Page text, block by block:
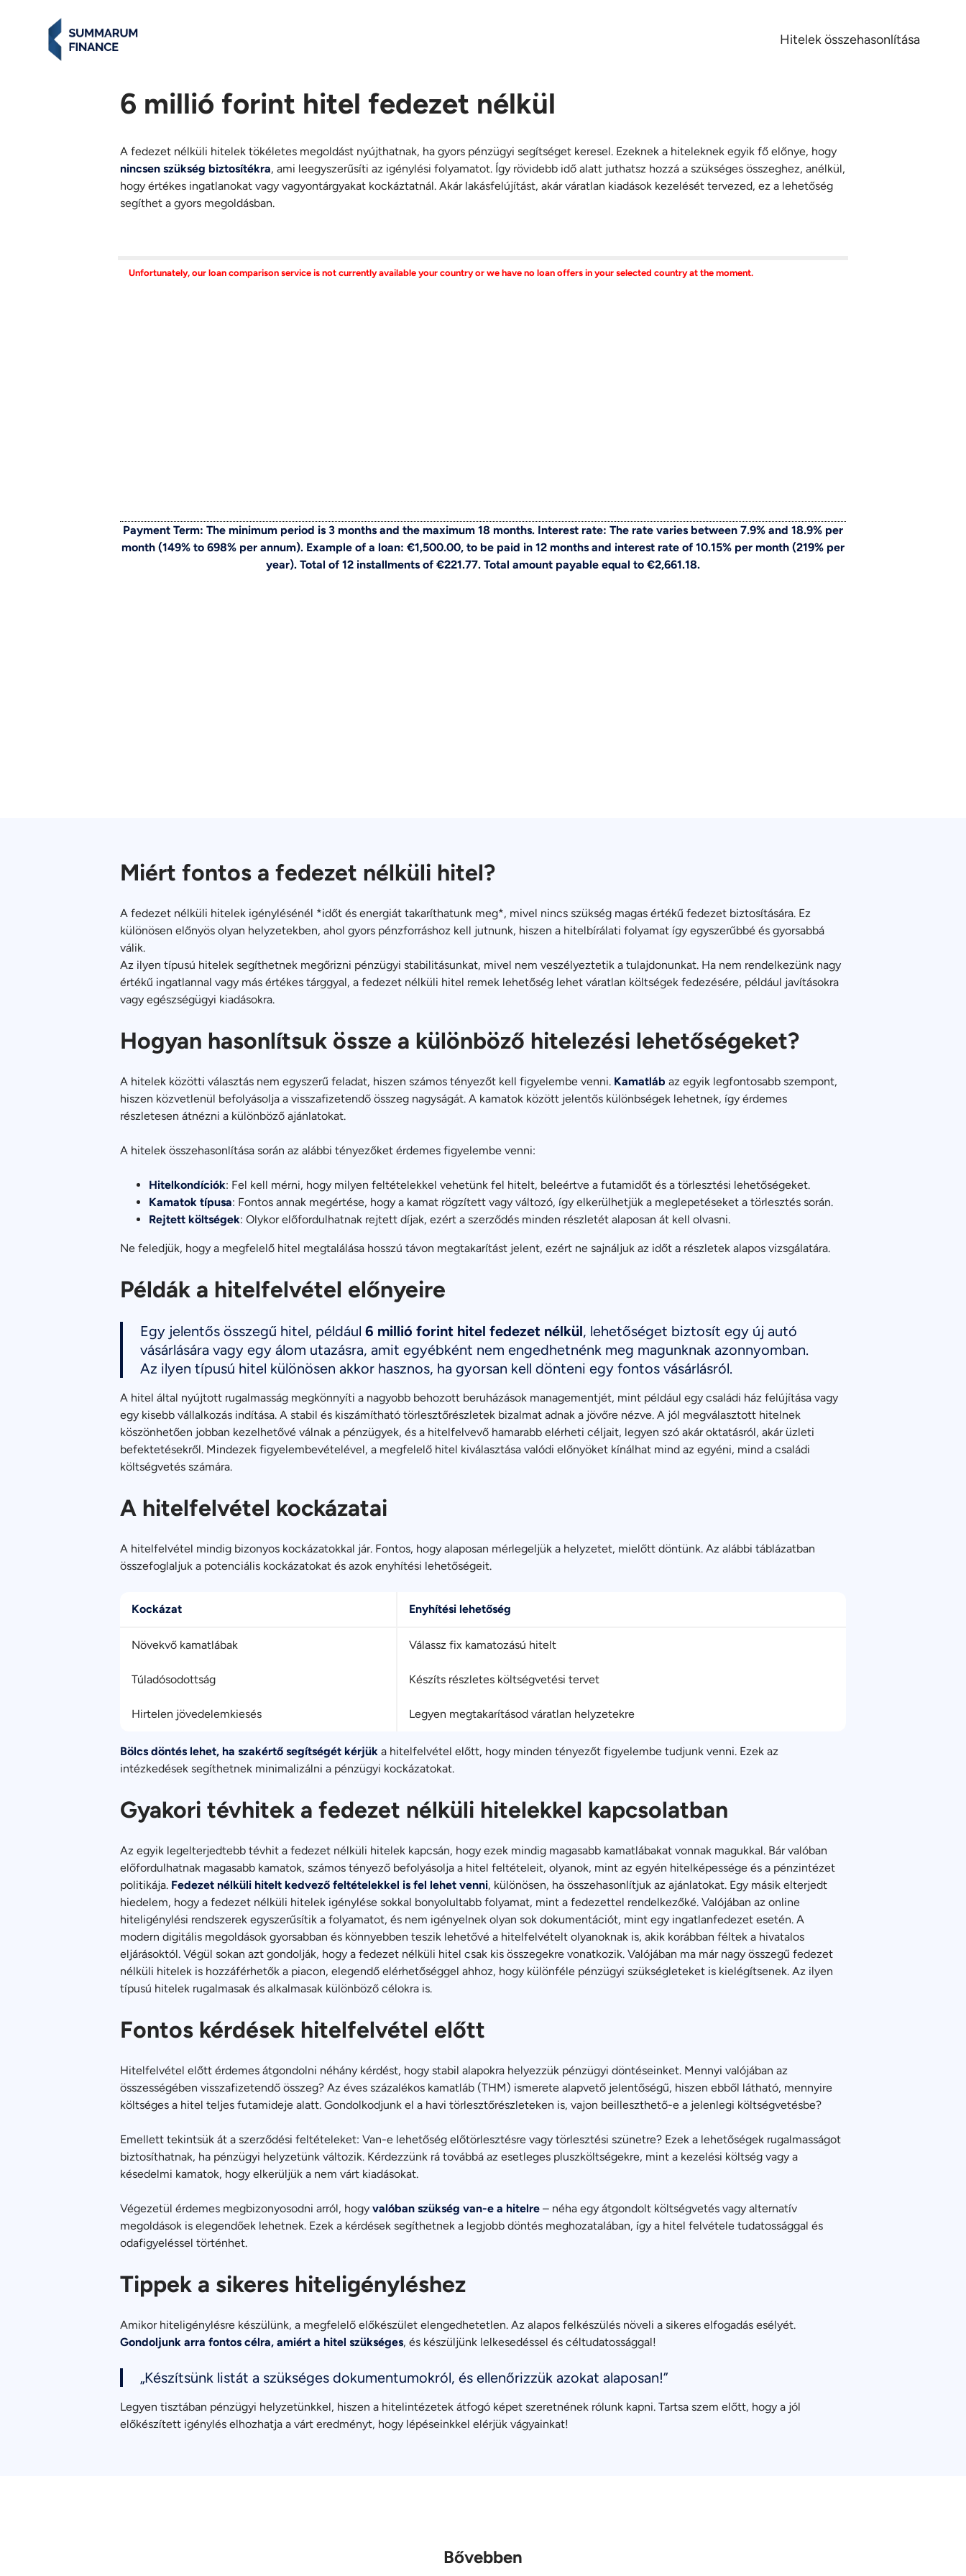
Hitelek összehasonlítása
6 millió forint hitel fedezet nélkül
A fedezet nélküli hitelek tökéletes megoldást nyújthatnak, ha gyors pénzügyi segítséget keresel. Ezeknek a hiteleknek egyik fő előnye, hogy
nincsen szükség biztosítékra, ami leegyszerűsíti az igénylési folyamatot. Így rövidebb idő alatt juthatsz hozzá a szükséges összeghez, anélkül,
hogy értékes ingatlanokat vagy vagyontárgyakat kockáztatnál. Akár lakásfelújítást, akár váratlan kiadások kezelését tervezed, ez a lehetőség
segíthet a gyors megoldásban.
Unfortunately, our loan comparison service is not currently available your country or we have no loan offers in your selected country at the moment.
Payment Term: The minimum period is 3 months and the maximum 18 months. Interest rate: The rate varies between 7.9% and 18.9% per
month (149% to 698% per annum). Example of a loan: €1,500.00, to be paid in 12 months and interest rate of 10.15% per month (219% per
year). Total of 12 installments of €221.77. Total amount payable equal to €2,661.18.
Miért fontos a fedezet nélküli hitel?
A fedezet nélküli hitelek igénylésénél *időt és energiát takaríthatunk meg*, mivel nincs szükség magas értékű fedezet biztosítására. Ez
különösen előnyös olyan helyzetekben, ahol gyors pénzforráshoz kell jutnunk, hiszen a hitelbírálati folyamat így egyszerűbbé és gyorsabbá
válik.
Az ilyen típusú hitelek segíthetnek megőrizni pénzügyi stabilitásunkat, mivel nem veszélyeztetik a tulajdonunkat. Ha nem rendelkezünk nagy
értékű ingatlannal vagy más értékes tárggyal, a fedezet nélküli hitel remek lehetőség lehet váratlan költségek fedezésére, például javításokra
vagy egészségügyi kiadásokra.
Hogyan hasonlítsuk össze a különböző hitelezési lehetőségeket?
A hitelek közötti választás nem egyszerű feladat, hiszen számos tényezőt kell figyelembe venni. Kamatláb az egyik legfontosabb szempont,
hiszen közvetlenül befolyásolja a visszafizetendő összeg nagyságát. A kamatok között jelentős különbségek lehetnek, így érdemes
részletesen átnézni a különböző ajánlatokat.
A hitelek összehasonlítása során az alábbi tényezőket érdemes figyelembe venni:
Hitelkondíciók: Fel kell mérni, hogy milyen feltételekkel vehetünk fel hitelt, beleértve a futamidőt és a törlesztési lehetőségeket.
Kamatok típusa: Fontos annak megértése, hogy a kamat rögzített vagy változó, így elkerülhetjük a meglepetéseket a törlesztés során.
Rejtett költségek: Olykor előfordulhatnak rejtett díjak, ezért a szerződés minden részletét alaposan át kell olvasni.
Ne feledjük, hogy a megfelelő hitel megtalálása hosszú távon megtakarítást jelent, ezért ne sajnáljuk az időt a részletek alapos vizsgálatára.
Példák a hitelfelvétel előnyeire
Egy jelentős összegű hitel, például 6 millió forint hitel fedezet nélkül, lehetőséget biztosít egy új autó
vásárlására vagy egy álom utazásra, amit egyébként nem engedhetnénk meg magunknak azonnyomban.
Az ilyen típusú hitel különösen akkor hasznos, ha gyorsan kell dönteni egy fontos vásárlásról.
A hitel által nyújtott rugalmasság megkönnyíti a nagyobb behozott beruházások managementjét, mint például egy családi ház felújítása vagy
egy kisebb vállalkozás indítása. A stabil és kiszámítható törlesztőrészletek bizalmat adnak a jövőre nézve. A jól megválasztott hitelnek
köszönhetően jobban kezelhetővé válnak a pénzügyek, és a hitelfelvevő hamarabb elérheti céljait, legyen szó akár oktatásról, akár üzleti
befektetésekről. Mindezek figyelembevételével, a megfelelő hitel kiválasztása valódi előnyöket kínálhat mind az egyéni, mind a családi
költségvetés számára.
A hitelfelvétel kockázatai
A hitelfelvétel mindig bizonyos kockázatokkal jár. Fontos, hogy alaposan mérlegeljük a helyzetet, mielőtt döntünk. Az alábbi táblázatban
összefoglaljuk a potenciális kockázatokat és azok enyhítési lehetőségeit.
Kockázat Enyhítési lehetőség
Növekvő kamatlábak Válassz fix kamatozású hitelt
Túladósodottság Készíts részletes költségvetési tervet
Hirtelen jövedelemkiesés Legyen megtakarításod váratlan helyzetekre
Bölcs döntés lehet, ha szakértő segítségét kérjük a hitelfelvétel előtt, hogy minden tényezőt figyelembe tudjunk venni. Ezek az
intézkedések segíthetnek minimalizálni a pénzügyi kockázatokat.
Gyakori tévhitek a fedezet nélküli hitelekkel kapcsolatban
Az egyik legelterjedtebb tévhit a fedezet nélküli hitelek kapcsán, hogy ezek mindig magasabb kamatlábakat vonnak magukkal. Bár valóban
előfordulhatnak magasabb kamatok, számos tényező befolyásolja a hitel feltételeit, olyanok, mint az egyén hitelképessége és a pénzintézet
politikája. Fedezet nélküli hitelt kedvező feltételekkel is fel lehet venni, különösen, ha összehasonlítjuk az ajánlatokat. Egy másik elterjedt
hiedelem, hogy a fedezet nélküli hitelek igénylése sokkal bonyolultabb folyamat, mint a fedezettel rendelkezőké. Valójában az online
hiteligénylési rendszerek egyszerűsítik a folyamatot, és nem igényelnek olyan sok dokumentációt, mint egy ingatlanfedezet esetén. A
modern digitális megoldások gyorsabban és könnyebben teszik lehetővé a hitelfelvételt olyanoknak is, akik korábban féltek a hivatalos
eljárásoktól. Végül sokan azt gondolják, hogy a fedezet nélküli hitel csak kis összegekre vonatkozik. Valójában ma már nagy összegű fedezet
nélküli hitelek is hozzáférhetők a piacon, elegendő elérhetőséggel ahhoz, hogy különféle pénzügyi szükségleteket is kielégítsenek. Az ilyen
típusú hitelek rugalmasak és alkalmasak különböző célokra is.
Fontos kérdések hitelfelvétel előtt
Hitelfelvétel előtt érdemes átgondolni néhány kérdést, hogy stabil alapokra helyezzük pénzügyi döntéseinket. Mennyi valójában az
összességében visszafizetendő összeg? Az éves százalékos kamatláb (THM) ismerete alapvető jelentőségű, hiszen ebből látható, mennyire
költséges a hitel teljes futamideje alatt. Gondolkodjunk el a havi törlesztőrészleteken is, vajon beilleszthető-e a jelenlegi költségvetésbe?
Emellett tekintsük át a szerződési feltételeket: Van-e lehetőség előtörlesztésre vagy törlesztési szünetre? Ezek a lehetőségek rugalmasságot
biztosíthatnak, ha pénzügyi helyzetünk változik. Kérdezzünk rá továbbá az esetleges pluszköltségekre, mint a kezelési költség vagy a
késedelmi kamatok, hogy elkerüljük a nem várt kiadásokat.
Végezetül érdemes megbizonyosodni arról, hogy valóban szükség van-e a hitelre – néha egy átgondolt költségvetés vagy alternatív
megoldások is elegendőek lehetnek. Ezek a kérdések segíthetnek a legjobb döntés meghozatalában, így a hitel felvétele tudatossággal és
odafigyeléssel történhet.
Tippek a sikeres hiteligényléshez
Amikor hiteligénylésre készülünk, a megfelelő előkészület elengedhetetlen. Az alapos felkészülés növeli a sikeres elfogadás esélyét.
Gondoljunk arra fontos célra, amiért a hitel szükséges, és készüljünk lelkesedéssel és céltudatossággal!
„Készítsünk listát a szükséges dokumentumokról, és ellenőrizzük azokat alaposan!”
Legyen tisztában pénzügyi helyzetünkkel, hiszen a hitelintézetek átfogó képet szeretnének rólunk kapni. Tartsa szem előtt, hogy a jól
előkészített igénylés elhozhatja a várt eredményt, hogy lépéseinkkel elérjük vágyainkat!
Bővebben